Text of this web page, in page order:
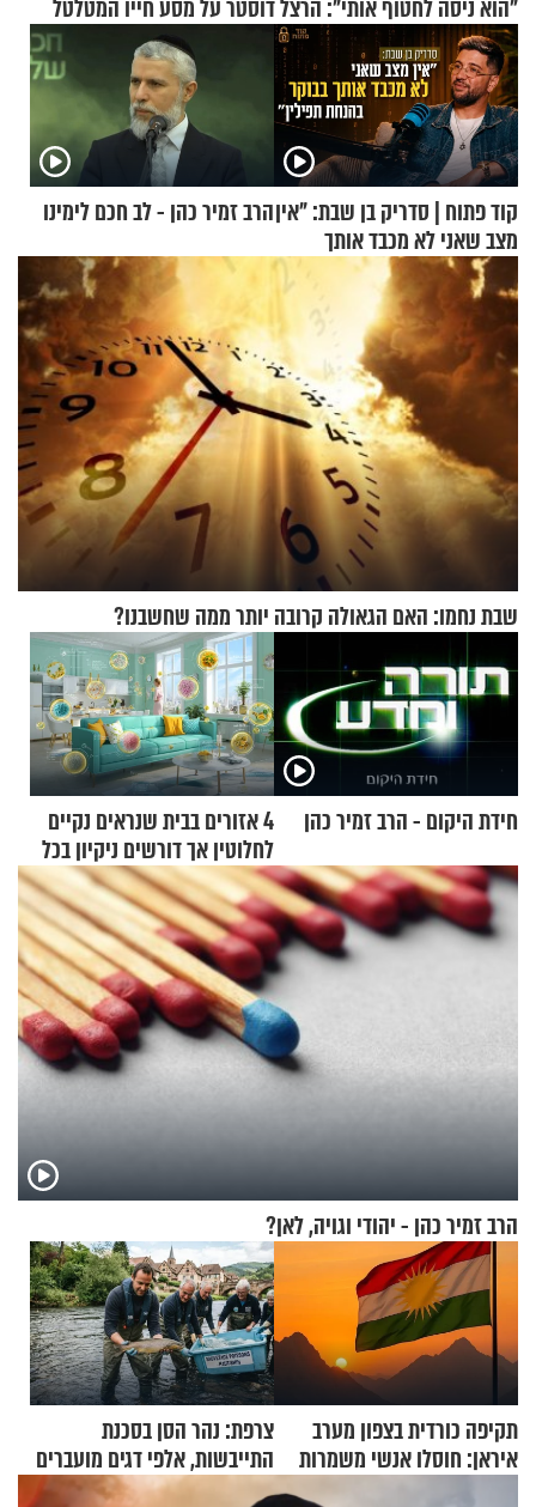
"הוא ניסה לחטוף אותי": הרצל דוסטר על מסע חייו המטלטל
קוד פתוח | סדריק בן שבת: "אין
מצב שאני לא מכבד אותך
בבוקר בהנחת תפילין"
הרב זמיר כהן - לב חכם לימינו
שבת נחמו: האם הגאולה קרובה יותר ממה שחשבנו?
חידת היקום - הרב זמיר כהן
4 אזורים בבית שנראים נקיים
לחלוטין אך דורשים ניקיון בכל
סוף שבוע
הרב זמיר כהן - יהודי וגויה, לאן?
תקיפה כורדית בצפון מערב
איראן: חוסלו אנשי משמרות
צרפת: נהר הסן בסכנת
התייבשות, אלפי דגים מועברים
במבצעי חילוץ